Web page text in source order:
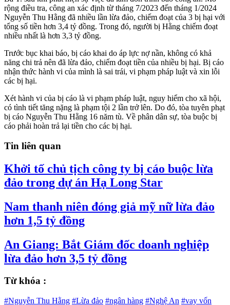
rộng điều tra, công an xác định từ tháng 7/2023 đến tháng 1/2024
Nguyễn Thu Hằng đã nhiều lần lừa đảo, chiếm đoạt của 3 bị hại với
tổng số tiền hơn 3,4 tỷ đồng. Trong đó, người bị Hằng chiếm đoạt
nhiều nhất là hơn 3,3 tỷ đồng.
Trước bục khai báo, bị cáo khai do áp lực nợ nần, không có khả
năng chi trả nên đã lừa đảo, chiếm đoạt tiền của nhiều bị hại. Bị cáo
nhận thức hành vi của mình là sai trái, vi phạm pháp luật và xin lỗi
các bị hại.
Xét hành vi của bị cáo là vi phạm pháp luật, nguy hiểm cho xã hội,
có tình tiết tăng nặng là phạm tội 2 lần trở lên. Do đó, tòa tuyên phạt
bị cáo Nguyễn Thu Hằng 16 năm tù. Về phân dân sự, tòa buộc bị
cáo phải hoàn trả lại tiền cho các bị hại.
Tin liên quan
Khởi tố chủ tịch công ty bị cáo buộc lừa
đảo trong dự án Hạ Long Star
Nam thanh niên đóng giả mỹ nữ lừa đảo
hơn 1,5 tỷ đồng
An Giang: Bắt Giám đốc doanh nghiệp
lừa đảo hơn 3,5 tỷ đồng
Từ khóa :
#Nguyễn Thu Hằng #Lừa đảo #ngân hàng #Nghệ An #vay vốn